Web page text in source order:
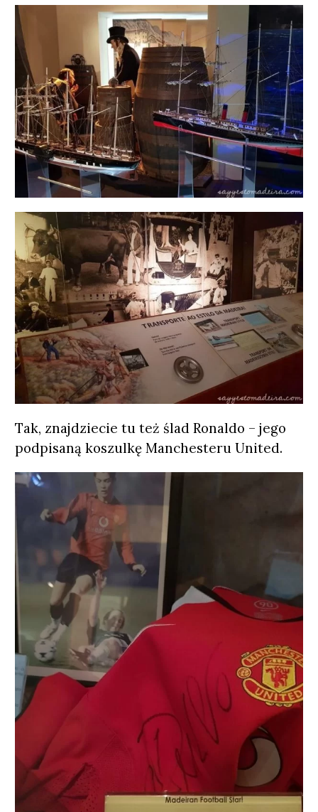
Tak, znajdziecie tu też ślad Ronaldo – jego
podpisaną koszulkę Manchesteru United.